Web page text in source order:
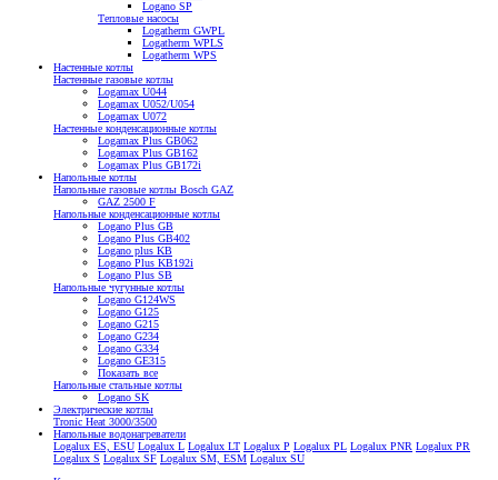
Logano SP
Тепловые насосы
Logatherm GWPL
Logatherm WPLS
Logatherm WPS
Настенные котлы
Настенные газовые котлы
Logamax U044
Logamax U052/U054
Logamax U072
Настенные конденсационные котлы
Logamax Plus GB062
Logamax Plus GB162
Logamax Plus GB172i
Напольные котлы
Напольные газовые котлы Bosch GAZ
GAZ 2500 F
Напольные конденсационные котлы
Logano Plus GB
Logano Plus GB402
Logano plus KB
Logano Plus KB192i
Logano Plus SB
Напольные чугунные котлы
Logano G124WS
Logano G125
Logano G215
Logano G234
Logano G334
Logano GE315
Показать все
Напольные стальные котлы
Logano SK
Электрические котлы
Tronic Heat 3000/3500
Напольные водонагреватели
Logalux ES, ESU Logalux L Logalux LT Logalux P Logalux PL Logalux PNR Logalux PR
Logalux S Logalux SF Logalux SM, ESM Logalux SU